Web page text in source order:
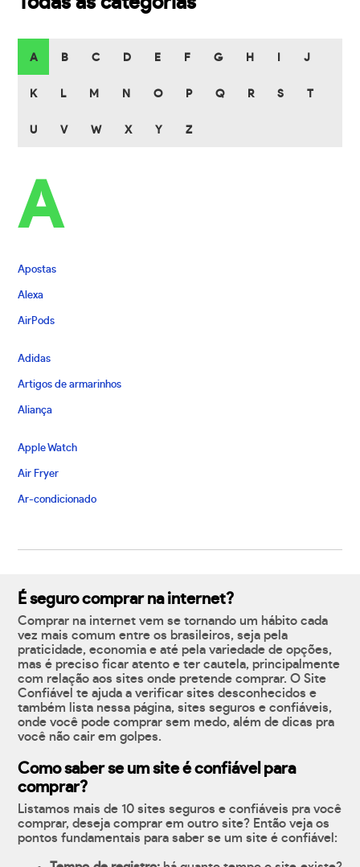
A B C D E F G H J
K L M N O P Q R S T
U V W X Y Z
A
Apostas
Alexa
AirPods
Adidas
Artigos de armarinhos
Aliança
Apple Watch
Air Fryer
Ar-condicionado
É seguro comprar na internet?
Comprar na internet vem se tornando um hábito cada
vez mais comum entre os brasileiros, seja pela
praticidade, economia e até pela variedade de opções,
mas é preciso ficar atento e ter cautela, principalmente
com relação aos sites onde pretende comprar. O Site
Confiável te ajuda a verificar sites desconhecidos e
também lista nessa página, sites seguros e confiáveis,
onde você pode comprar sem medo, além de dicas pra
você não cair em golpes.
Como saber se um site é confiável para
comprar?
Listamos mais de 10 sites seguros e confiáveis pra você
comprar, deseja comprar em outro site? Então veja os
pontos fundamentais para saber se um site é confiável: